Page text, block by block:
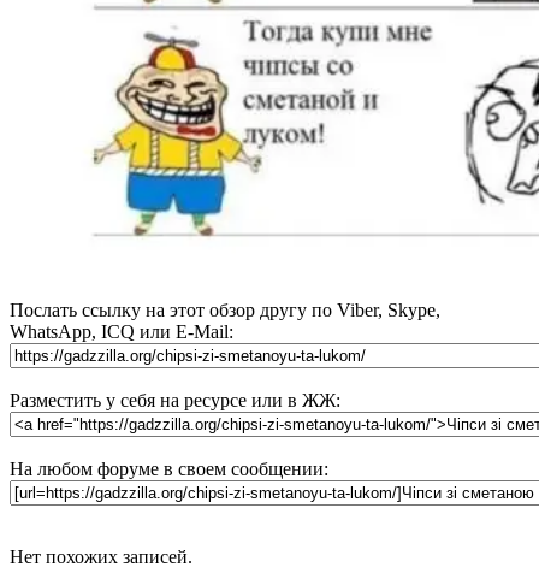
Послать ссылку на этот обзор другу по Viber, Skype,
WhatsApp, ICQ или E-Mail:
Разместить у себя на ресурсе или в ЖЖ:
На любом форуме в своем сообщении:
Нет похожих записей.